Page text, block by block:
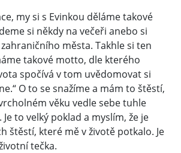
my si s Evinkou děláme takové
si někdy na večeři anebo si
města. Takhle si ten
takové motto, dle kterého
spočívá v tom uvědomovat si
O to se snažíme a mám to štěstí,
věku vedle sebe tuhle
to velký poklad a myslím, že je
štěstí, které mě v životě potkalo. Je
tečka.